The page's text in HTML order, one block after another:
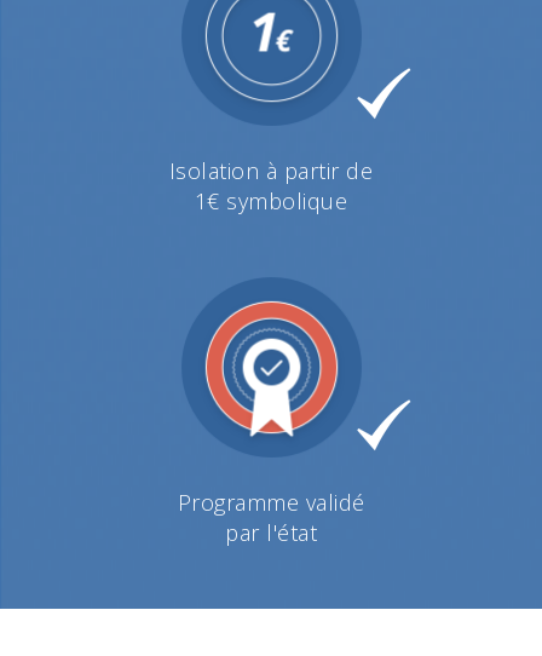
Isolation à partir de
1€ symbolique
Programme validé
par l'état